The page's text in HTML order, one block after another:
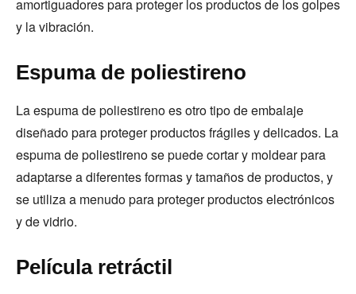
amortiguadores para proteger los productos de los golpes
y la vibración.
Espuma de poliestireno
La espuma de poliestireno es otro tipo de embalaje
diseñado para proteger productos frágiles y delicados. La
espuma de poliestireno se puede cortar y moldear para
adaptarse a diferentes formas y tamaños de productos, y
se utiliza a menudo para proteger productos electrónicos
y de vidrio.
Película retráctil